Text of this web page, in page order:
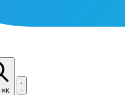
⌘K